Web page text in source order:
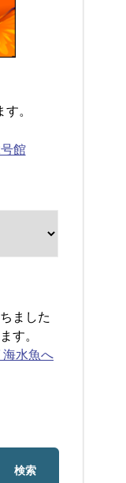
。
館
ました
す。